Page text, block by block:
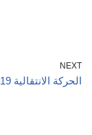
NEXT
الحركة الانتقالية 2019